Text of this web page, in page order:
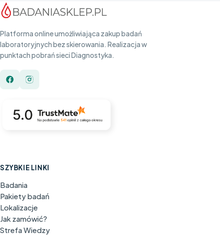
Platforma online umożliwiająca zakup badań
laboratoryjnych bez skierowania. Realizacja w
punktach pobrań sieci Diagnostyka.
SZYBKIE LINKI
Badania
Pakiety badań
Lokalizacje
Jak zamówić?
Strefa Wiedzy